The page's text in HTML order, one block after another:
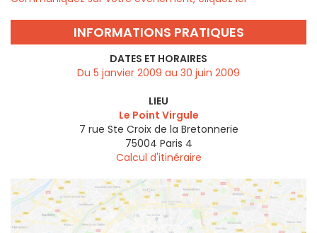
INFORMATIONS PRATIQUES
DATES ET HORAIRES
Du 5 janvier 2009 au 30 juin 2009
LIEU
Le Point Virgule
7 rue Ste Croix de la Bretonnerie
75004 Paris 4
Calcul d'itinéraire